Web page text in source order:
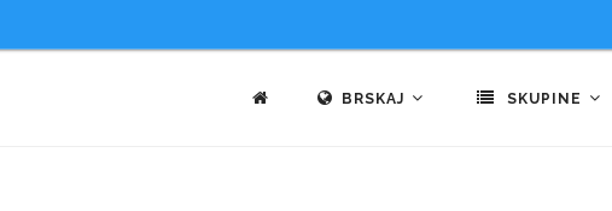
BRSKAJ SKUPINE